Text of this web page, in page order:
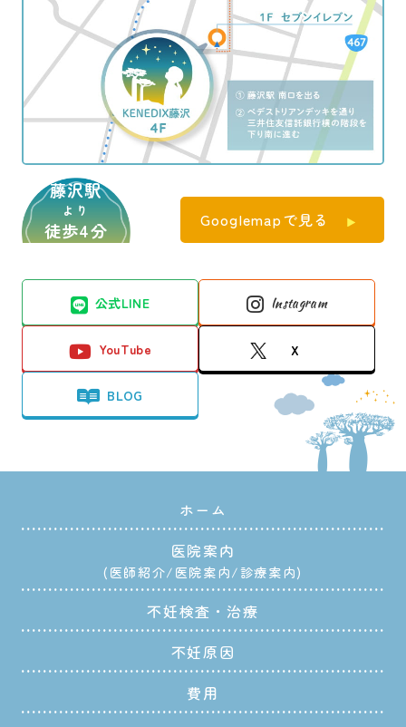
藤沢駅
より
徒歩4分 Googlemapで見る
公式LINE Instagram
YouTube X
BLOG
ホーム
医院案内
医師紹介 医院案内 診療案内
不妊検査・治療
不妊原因
費用